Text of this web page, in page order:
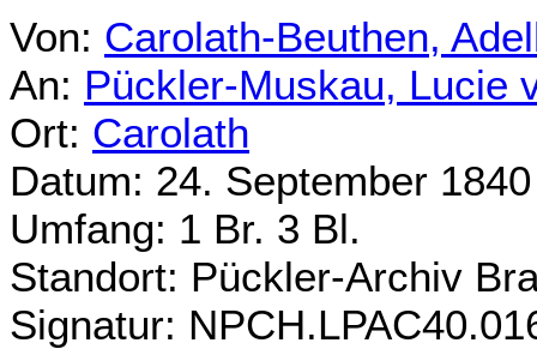
Von: Carolath-Beuthen,
An: Pückler-Muskau, Lucie
Ort: Carolath
Datum: 24. September 1840
Umfang: 1 Br. 3 Bl.
Standort: Pückler-Archiv
Signatur: